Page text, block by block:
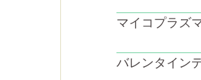
マイコプラズ
バレンタイン